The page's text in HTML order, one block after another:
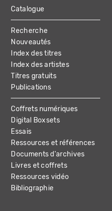
MAIN
NAVIGATION
Catalogue
Recherche
Nouveautés
Index des titres
Index des artistes
Titres gratuits
Publications
Coffrets numériques
Digital Boxsets
Essais
Ressources et références
Documents d'archives
Livres et coffrets
Ressources vidéo
Bibliographie